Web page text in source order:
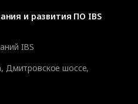
и развития ПО IBS
IBS
, Дмитровское шоссе,